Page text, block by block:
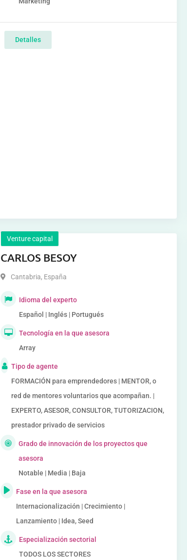
Detalles
Venture capital
CARLOS BESOY
Cantabria, España
Idioma del experto
Español | Inglés | Portugués
Tecnología en la que asesora
Array
Tipo de agente
FORMACIÓN para emprendedores | MENTOR, o
red de mentores voluntarios que acompañan. |
EXPERTO, ASESOR, CONSULTOR, TUTORIZACION,
prestador privado de servicios
Grado de innovación de los proyectos que
asesora
Notable | Media | Baja
Fase en la que asesora
Internacionalización | Crecimiento |
Lanzamiento | Idea, Seed
Especialización sectorial
TODOS LOS SECTORES